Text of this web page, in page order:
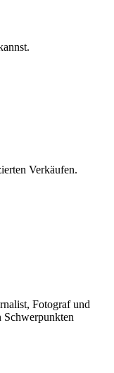
Verkäufen.
Fotograf und
Schwerpunkten